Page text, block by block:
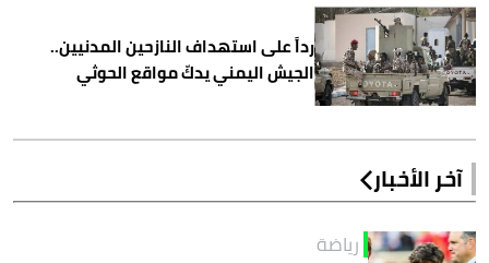
رداً على استهداف النازحين المدنيين..
الجيش اليمني يدكّ مواقع الحوثي
آخر الأخبار
رياضة